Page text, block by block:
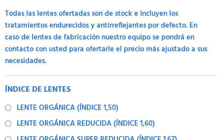
Todas las lentes ofertadas son de stock e incluyen los
tratamientos endurecidos y antirreflejantes por defecto. En
caso de lentes de fabricación nuestro equipo se pondrá en
contacto con usted para ofertarle el precio más ajustado a sus
necesidades.
ÍNDICE DE LENTES
LENTE ORGÁNICA (ÍNDICE 1,50)
LENTE ORGÁNICA REDUCIDA (ÍNDICE 1,60)